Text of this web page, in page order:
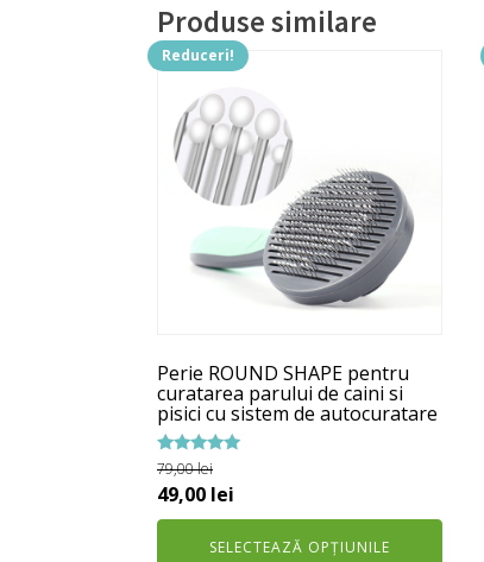
Produse similare
Reduceri!
Perie ROUND SHAPE pentru
curatarea parului de caini si
pisici cu sistem de autocuratare
Evaluat la
5.00
din 5
79,00lei
Prețul
inițial
49,00 lei
curent
este:
SELECTEAZĂ OPȚIUNILE
Acest
produs
are
mai
multe
variații.
Opțiunile
în
pagina
produsului.